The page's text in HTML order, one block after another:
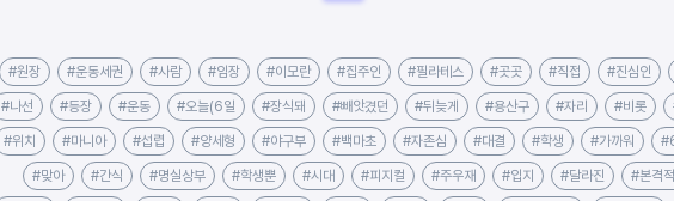
#원장 #운동세권 #사람 #임장 #이모란 #집주인 #필라테스 #곳곳 #직접 #진심인
#나선 #등장 #운동 #오늘(6일 #장식돼 #빼앗겼던 #뒤늦게 #용산구 #자리 #비롯
#위치 #마니아 #섭렵 #양세형 #야구부 #백마초 #자존심 #대결 #학생 #가까워
#맞아 #간식 #명실상부 #학생뿐 #시대 #피지컬 #주우재 #입지 #달라진 #본격